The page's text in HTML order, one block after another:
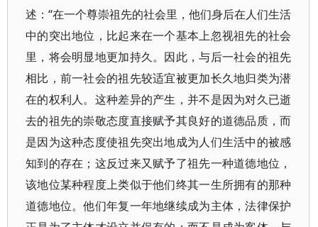
述：“在一个尊崇祖先的社会里，他们身后在人们生活
中的突出地位，比起来在一个基本上忽视祖先的社会
里，将会明显地更加持久。因此，与后一社会的祖先
相比，前一社会的祖先较适宜被更加长久地归类为潜
在的权利人。这种差异的产生，并不是因为对久已逝
去的祖先的崇敬态度直接赋予其良好的道德品质，而
是因为这种态度使祖先突出地成为人们生活中的被感
知到的存在；这反过来又赋予了祖先一种道德地位，
该地位某种程度上类似于他们终其一生所拥有的那种
道德地位。他们年复一年地继续成为主体，法律保护